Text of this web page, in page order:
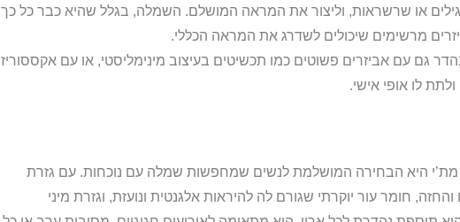
או שרשראות, וליצור את המראה המושלם. השמלה, בגלל שהיא כבר כל כך
מרשימים שיכולים לשדרג את המראה הכללי.
גם עם אביזרים פשוטים כמו תכשיטים בעיצוב מינימליסטי, או עם אקססוריז
לו אופי אישי.
היא הבחירה המושלמת לנשים שמחפשות שמלה עם נוכחות. עם גזרת
חומר עור יוקרתי שגורם לה להיראות אלגנטית ונועזת, וגזרת מיני